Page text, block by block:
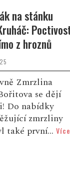
přinesl radost,
rozdělili
na podporu dětí
srpna se ve
Tesco
republice
speciální událost